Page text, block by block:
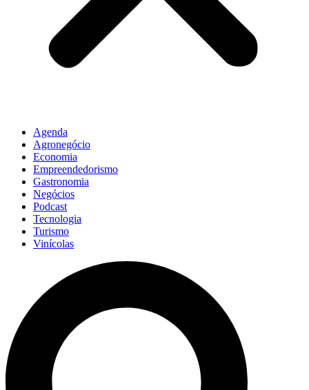
Agenda
Agronegócio
Economia
Empreendedorismo
Gastronomia
Negócios
Podcast
Tecnologia
Turismo
Vinícolas